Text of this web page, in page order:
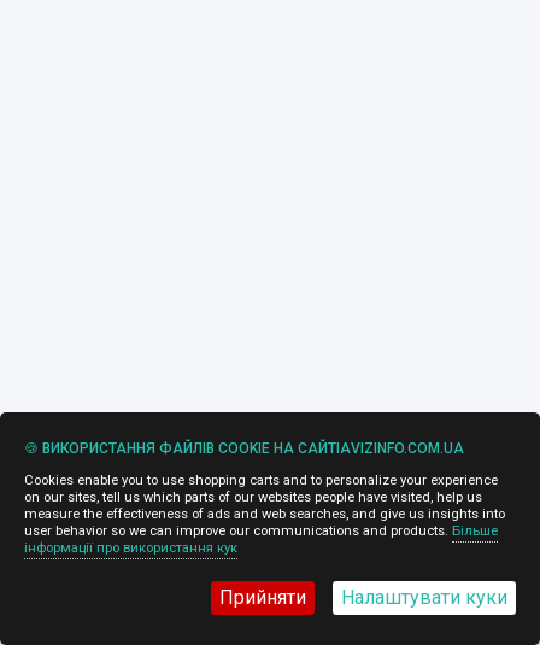
🍪 ВИКОРИСТАННЯ ФАЙЛІВ COOKIE НА САЙТІAVIZINFO.COM.UA
Cookies enable you to use shopping carts and to personalize your experience
on our sites, tell us which parts of our websites people have visited, help us
measure the effectiveness of ads and web searches, and give us insights into
user behavior so we can improve our communications and products. Більше
інформації про використання кук
Прийняти Налаштувати куки